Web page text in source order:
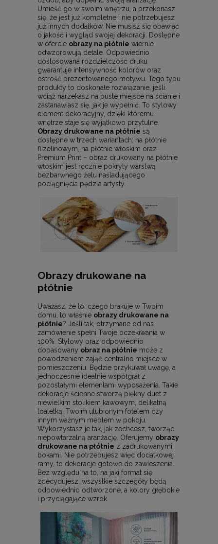
Umieść go w swoim wnętrzu, a przekonasz
się, że jest już kompletne i nie potrzebujesz
już innych dodatków. Nie musisz się obawiać
o jakość i wygląd swojej dekoracji. Dostępne
w ofercie obrazy na płótnie wiernie
odwzorowują detale. Odpowiednio
dostosowana rozdzielczość druku
gwarantuje intensywność kolorów oraz
ostrość prezentowanego motywu. Tego typu
produkty to doskonałe rozwiązanie, jeśli
wciąż narzekasz na puste miejsce na ścianie i
zastanawiasz się, jak je wypełnić. To stylowy
element dekoracyjny, dzięki któremu
wnętrze staje się wyjątkowo przytulne.
Obrazy drukowane na płótnie są
dostępne w trzech wariantach: na płótnie
flizelinowym, na płótnie włoskim oraz
Premium Print – obraz drukowany na płótnie
włoskim jest ręcznie pokryty warstwą
bezbarwnego żelu naśladującego
pociągnięcia pędzla artysty.
Obrazy drukowane na
płótnie
Uważasz, że to, czego brakuje w Twoim
domu, to właśnie obrazy drukowane na
płótnie? Jeśli tak, otrzymane od nas
zamówienie spełni Twoje oczekiwania w
100%. Stylowy oraz odpowiednio
dopasowany obraz na płótnie może z
powodzeniem zająć centralne miejsce w
pomieszczeniu. Będzie przykuwał uwagę, a
jednocześnie idealnie współgrał z
pozostałymi elementami wyposażenia. Takie
dekoracje ścienne stworzą piękny duet z
niewielkim stolikiem kawowym, delikatną
toaletką, Twoim ulubionym fotelem czy
innym ważnym meblem w pokoju.
Wykorzystasz je tak, jak zechcesz, tworząc
niepowtarzalną aranżację. Oferujemy obrazy
drukowane na płótnie z zadrukowanymi
bokami. Nie potrzebujesz więc dodatkowej
ramy, to dekoracje gotowe do zawieszenia.
Bez względu na to, na jaki format się
zdecydujesz, wszystkie szczegóły będą
odpowiednio odtworzone, a kolory głębokie
i przyciągające wzrok.